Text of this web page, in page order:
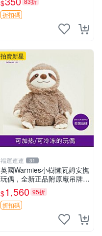
$
折扣碼
拍賣新星
福運連連 31
英國Warmies小樹懶瓦姆安撫
玩偶，全新正品附原廠吊牌與
防塵袋，內藏薰衣草可加熱，
適合各個年齡層，冷暖兩用享
受抱抱樂趣，不容錯過嚴選好
$1,560 95折
折扣碼